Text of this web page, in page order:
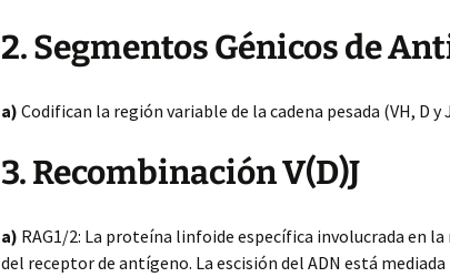
2. Segmentos Génicos de
a) Codifican la región variable de la cadena pesada (VH, D y
3. Recombinación V(D)J
a) RAG1/2: La proteína linfoide específica involucrada en
del receptor de antígeno. La escisión del ADN está